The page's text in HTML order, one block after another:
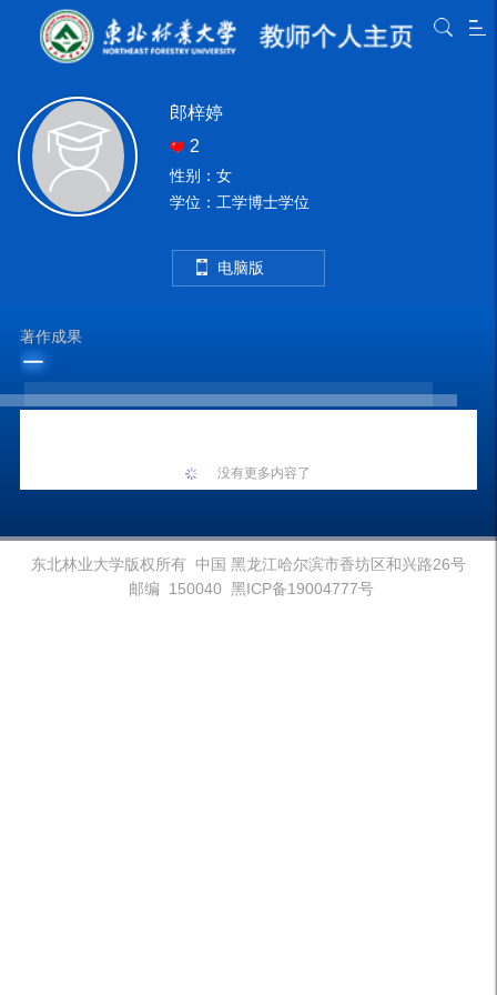
郎梓婷
2
性别：女
学位：工学博士学位
电脑版
著作成果
没有更多内容了
东北林业大学版权所有 中国 黑龙江哈尔滨市香坊区和兴路26号
邮编 150040 黑ICP备19004777号